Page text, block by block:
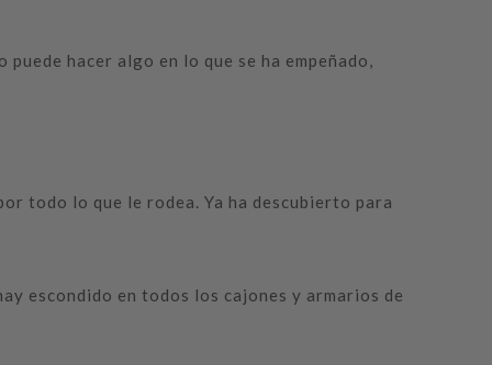
hacer algo en lo que se ha empeñado,
todo lo que le rodea. Ya ha descubierto para
escondido en todos los cajones y armarios de